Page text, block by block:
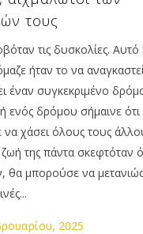
τους
τις δυσκολίες.
ήταν το να
έναν συγκεκριμένο
ενός δρόμου σήμαινε ότι
να χάσει όλους τους
της πάντα σκεφτόταν
θα μπορούσε να
2025